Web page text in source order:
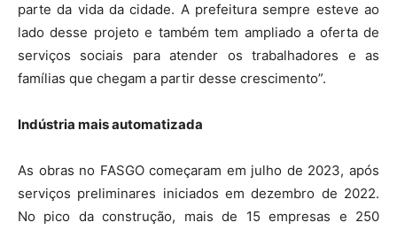
parte da vida da cidade. A prefeitura sempre esteve ao
lado desse projeto e também tem ampliado a oferta de
serviços sociais para atender os trabalhadores e as
famílias que chegam a partir desse crescimento”.
Indústria mais automatizada
As obras no FASGO começaram em julho de 2023, após
serviços preliminares iniciados em dezembro de 2022.
No pico da construção, mais de 15 empresas e 250